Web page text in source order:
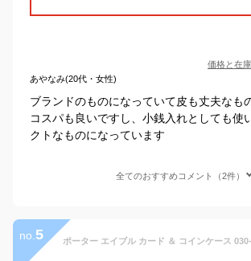
価格と在
あやなみ(20代・女性)
ブランドのものになっていて皮も丈夫なも
コスパも良いですし、小銭入れとしても使
クトなものになっています
全てのおすすめコメント（2件）
no. 5